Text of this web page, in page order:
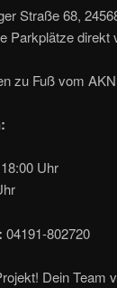
Straße 68,
Parkplätze direkt
zu Fuß vom
Uhr
04191-802720
Dein Team